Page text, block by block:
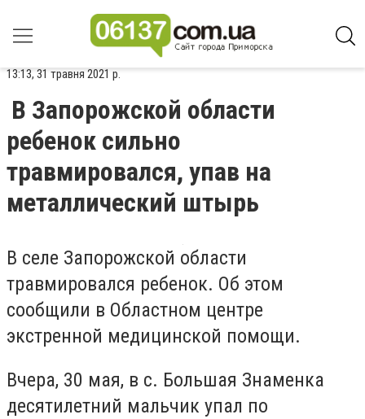
13:13, 31 травня 2021 р.
В Запорожской области
ребенок сильно
травмировался, упав на
металлический штырь
В селе Запорожской области
травмировался ребенок. Об этом
сообщили в Областном центре
экстренной медицинской помощи.
Вчера, 30 мая, в с. Большая Знаменка
десятилетний мальчик упал по